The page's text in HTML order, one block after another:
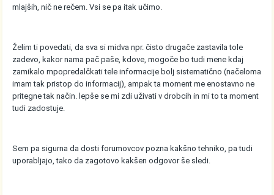
mlajših, nič ne rečem. Vsi se pa itak učimo.
Želim ti povedati, da sva si midva npr. čisto drugače zastavila tole
zadevo, kakor nama pač paše, kdove, mogoče bo tudi mene kdaj
zamikalo mpopredalčkati tele informacije bolj sistematično (načeloma
imam tak pristop do informacij), ampak ta moment me enostavno ne
pritegne tak način. lepše se mi zdi uživati v drobcih in mi to ta moment
tudi zadostuje.
Sem pa sigurna da dosti forumovcov pozna kakšno tehniko, pa tudi
uporabljajo, tako da zagotovo kakšen odgovor še sledi.